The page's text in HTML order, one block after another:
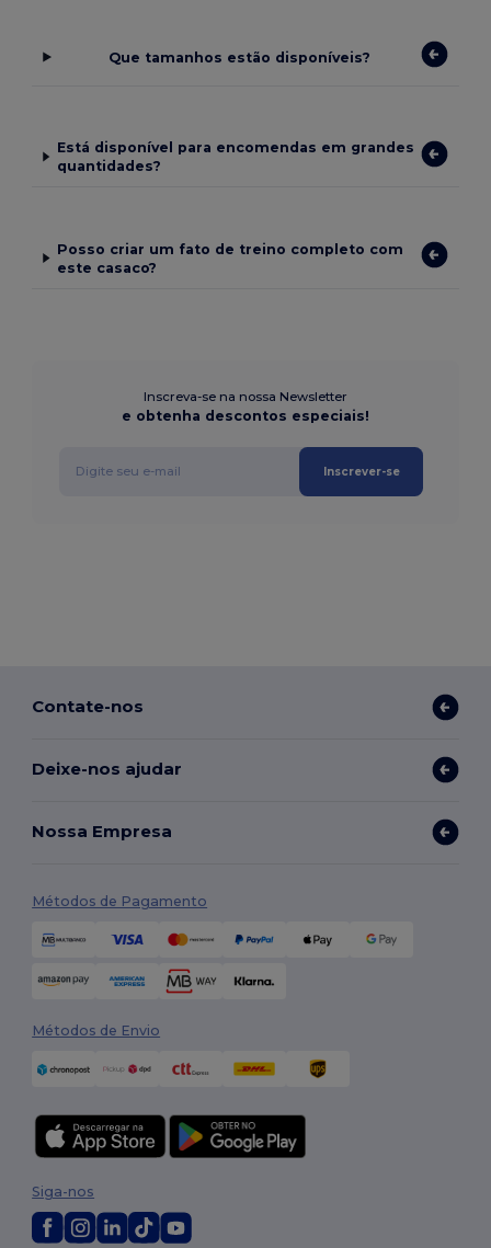
Que tamanhos estão disponíveis?
Está disponível para encomendas em grandes
quantidades?
Posso criar um fato de treino completo com
este casaco?
Inscreva-se na nossa Newsletter
e obtenha descontos especiais!
Inscrever-se
Contate-nos
Deixe-nos ajudar
Nossa Empresa
Métodos de Pagamento
Métodos de Envio
Siga-nos